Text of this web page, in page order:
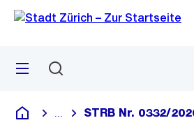
Navigation
Sprunglink
Menü
Deutsch
Blende alle Breadcrumbs ein
STRB Nr. 0332/